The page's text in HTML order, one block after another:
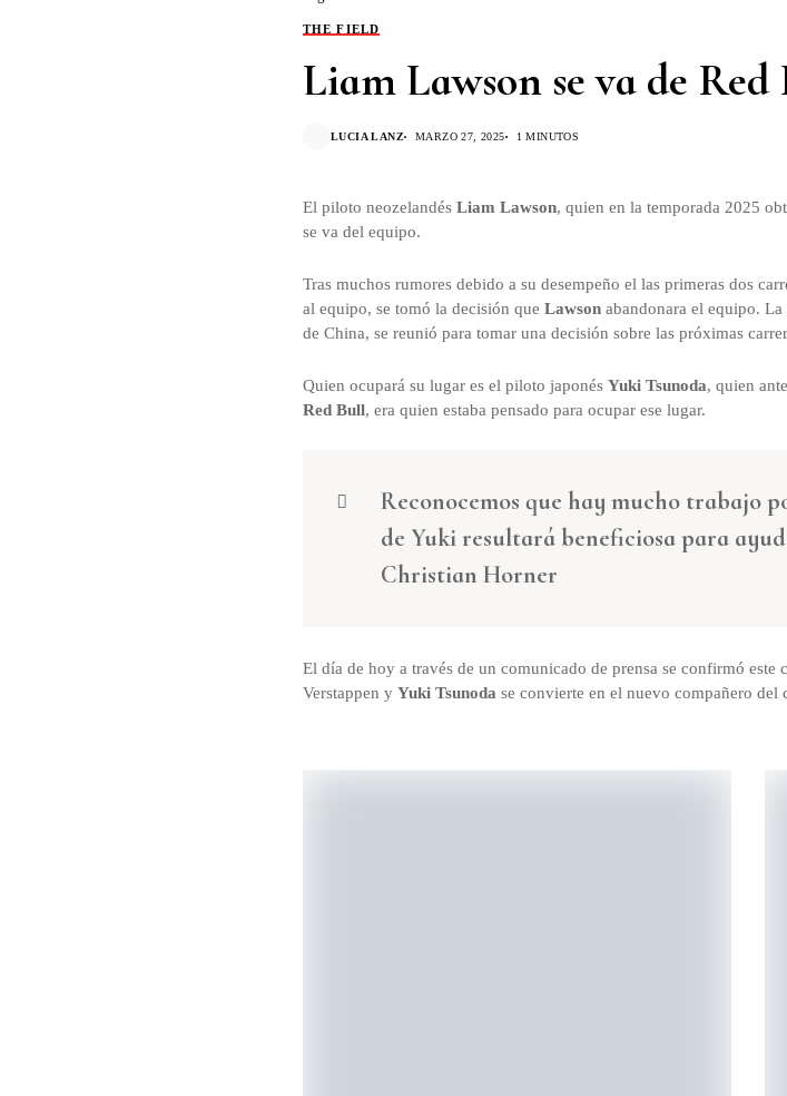
THE FIELD
Liam Lawson se va de
LUCIA LANZ MARZO 27, 2025 1 MINUTOS
El piloto neozelandés Liam Lawson, quien en la temporada 2025
se va del equipo.
Tras muchos rumores debido a su desempeño el las primeras dos
al equipo, se tomó la decisión que Lawson abandonara el equipo.
de China, se reunió para tomar una decisión sobre las próximas
Quien ocupará su lugar es el piloto japonés Yuki Tsunoda, quien
Red Bull, era quien estaba pensado para ocupar ese lugar.
Reconocemos que hay mucho trabajo
de Yuki resultará beneficiosa para
Christian Horner
El día de hoy a través de un comunicado de prensa se confirmó este
Verstappen y Yuki Tsunoda se convierte en el nuevo compañero del